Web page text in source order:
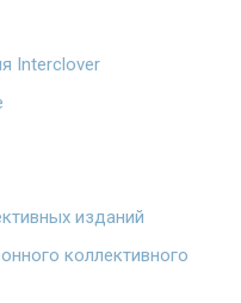
Interclover
изданий
коллективного